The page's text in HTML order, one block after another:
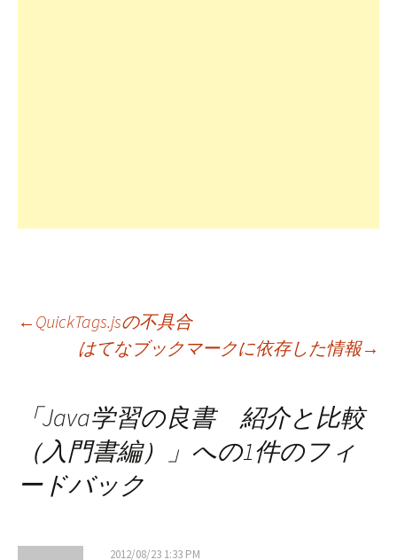
投
ナ
ビ
← QuickTags.jsの不具合
はてなブックマークに依存した情報→
「Java学習の良書 紹介と比較
（入門書編）
」への1件のフィ
ードバック
2012/08/23 1:33 PM